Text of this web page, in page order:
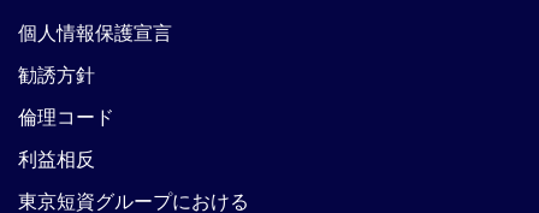
個人情報保護宣言
勧誘方針
倫理コード
利益相反
東京短資グループにおける